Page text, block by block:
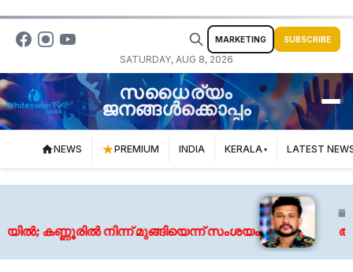
SATURDAY, AUG 8, 2026
MARKETING SUBSCRIBE
സധൈര്യം
ജനങ്ങൾക്കൊപ്പം
NEWS PREMIUM INDIA KERALA LATEST
നിന്ന് മുങ്ങിയെന്ന് സംശയം